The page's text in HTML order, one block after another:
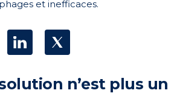
et inefficaces.
n’est plus